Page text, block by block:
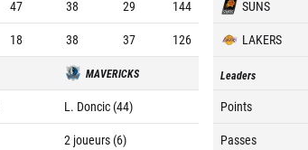
47 38 29
144
18 38 37 126
MAVERICKS
L. Doncic (44)
2 joueurs (6)
SUNS
LAKERS
Leaders
Points
Passes